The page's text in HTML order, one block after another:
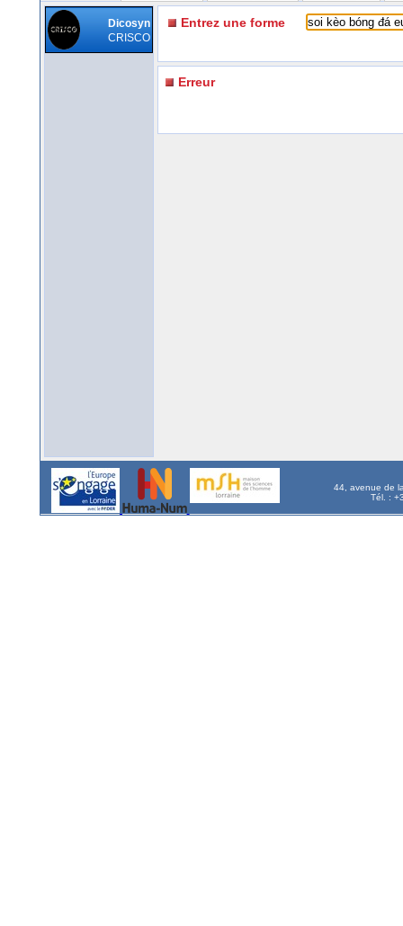
Dicosyn
CRISCO
Entrez une forme
Erreur
44, avenue de
Tél. :